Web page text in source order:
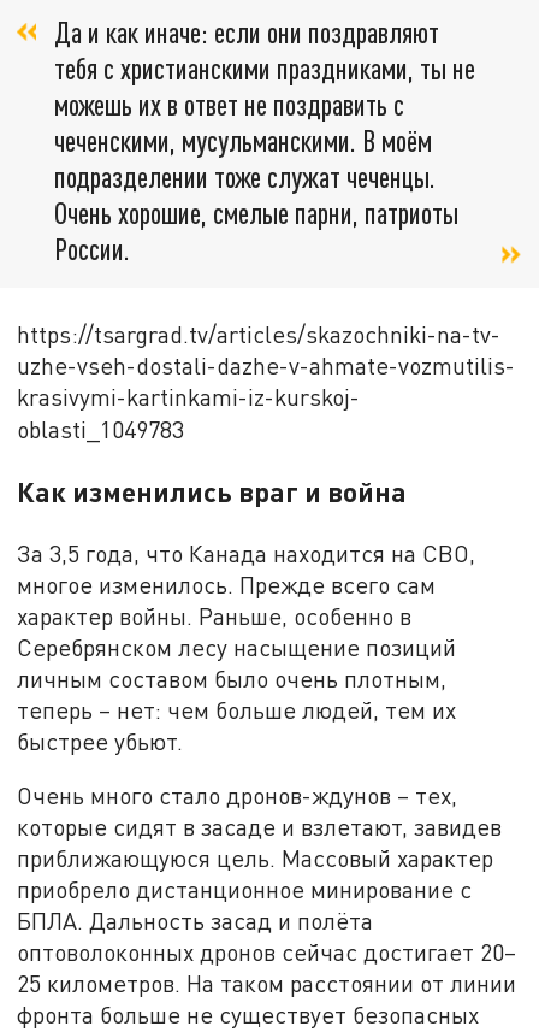
Да и как иначе: если они поздравляют
тебя с христианскими праздниками, ты не
можешь их в ответ не поздравить с
чеченскими, мусульманскими. В моём
подразделении тоже служат чеченцы.
Очень хорошие, смелые парни, патриоты
России.
https://tsargrad.tv/articles/skazochniki-na-tv-
uzhe-vseh-dostali-dazhe-v-ahmate-vozmutilis-
krasivymi-kartinkami-iz-kurskoj-
oblasti_1049783
Как изменились враг и война
За 3,5 года, что Канада находится на СВО,
многое изменилось. Прежде всего сам
характер войны. Раньше, особенно в
Серебрянском лесу насыщение позиций
личным составом было очень плотным,
теперь – нет: чем больше людей, тем их
быстрее убьют.
Очень много стало дронов-ждунов – тех,
которые сидят в засаде и взлетают, завидев
приближающуюся цель. Массовый характер
приобрело дистанционное минирование с
БПЛА. Дальность засад и полёта
оптоволоконных дронов сейчас достигает 20–
25 километров. На таком расстоянии от линии
фронта больше не существует безопасных